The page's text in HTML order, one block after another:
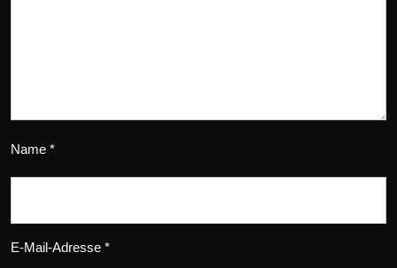
Name *
E-Mail-Adresse *